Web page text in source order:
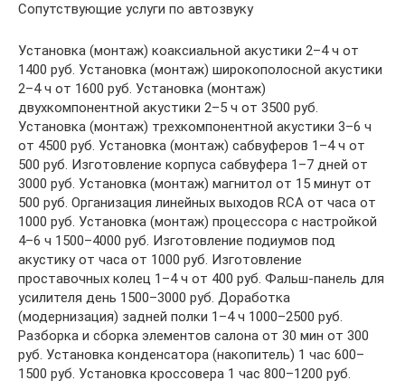
Сопутствующие услуги по автозвуку
Установка (монтаж) коаксиальной акустики 2–4 ч от
1400 руб. Установка (монтаж) широкополосной акустики
2–4 ч от 1600 руб. Установка (монтаж)
двухкомпонентной акустики 2–5 ч от 3500 руб.
Установка (монтаж) трехкомпонентной акустики 3–6 ч
от 4500 руб. Установка (монтаж) сабвуферов 1–4 ч от
500 руб. Изготовление корпуса сабвуфера 1–7 дней от
3000 руб. Установка (монтаж) магнитол от 15 минут от
500 руб. Организация линейных выходов RCA от часа от
1000 руб. Установка (монтаж) процессора с настройкой
4–6 ч 1500–4000 руб. Изготовление подиумов под
акустику от часа от 1000 руб. Изготовление
проставочных колец 1–4 ч от 400 руб. Фальш-панель для
усилителя день 1500–3000 руб. Доработка
(модернизация) задней полки 1–4 ч 1000–2500 руб.
Разборка и сборка элементов салона от 30 мин от 300
руб. Установка конденсатора (накопитель) 1 час 600–
1500 руб. Установка кроссовера 1 час 800–1200 руб.